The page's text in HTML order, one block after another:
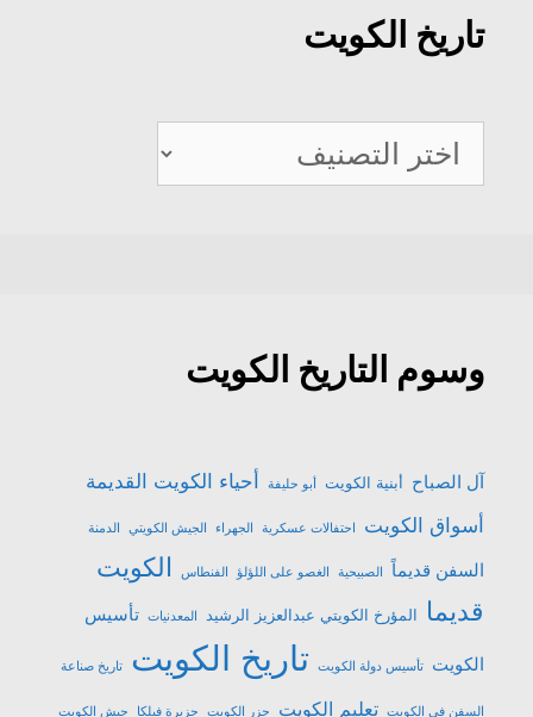
تاريخ الكويت
تاريخ
الكويت
وسوم التاريخ الكويت
آل الصباح أبنية الكويت أبو حليفة
أحياء الكويت القديمة
أسواق الكويت
احتفالات عسكرية الجهراء الجيش الكويتي الدمنة
السفن قديماً الصبيحية الغصو على اللؤلؤ الفنطاس
الكويت
قديما
المؤرخ الكويتي عبدالعزيز الرشيد المعدنيات تأسيس
الكويت تأسيس دولة الكويت تاريخ الكويت تاريخ صناعة
السفن في الكويت تعليم الكويت جزر الكويت جزيرة فيلكا جيش الكويت